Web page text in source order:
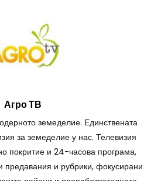
Агро ТВ
земеделие. Единствената
за земеделие у нас. Телевизия
покритие и 24-часова програма,
предавания и рубрики, фокусирани